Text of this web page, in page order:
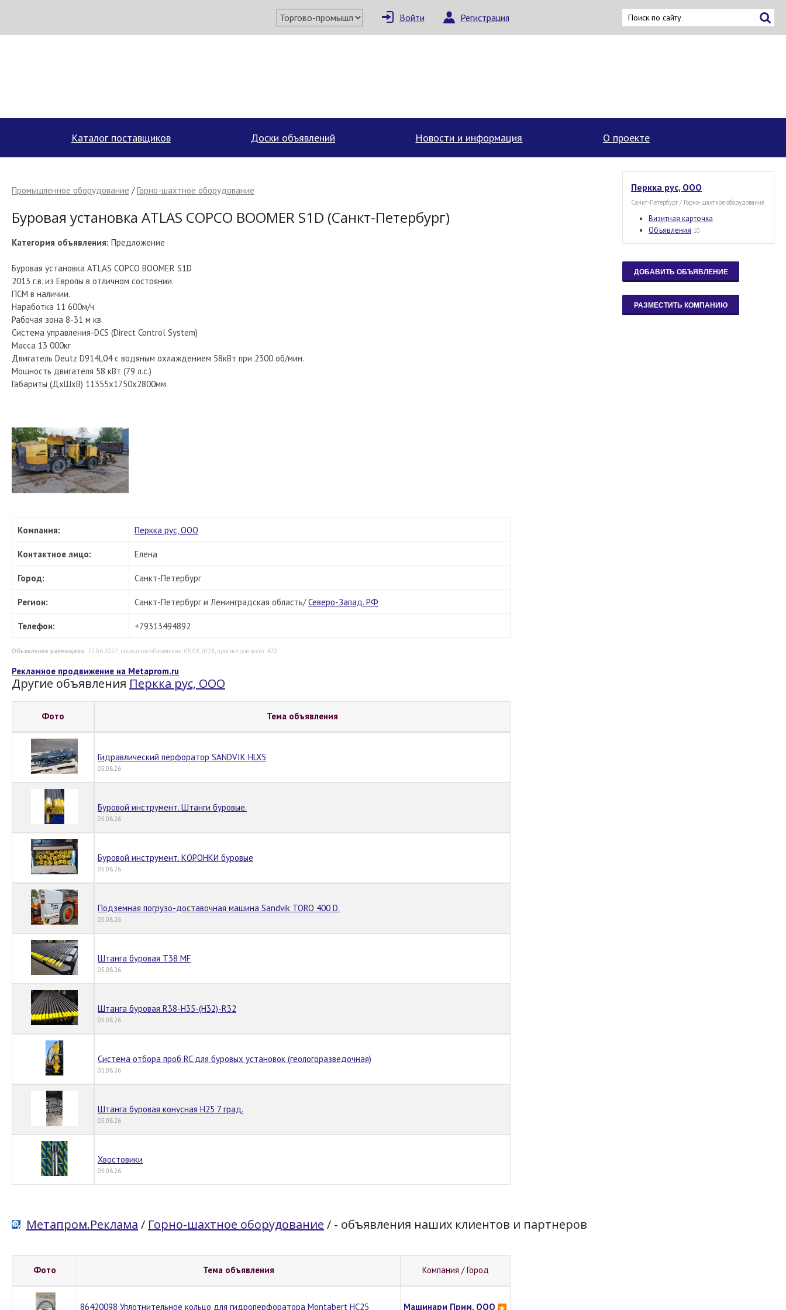
Войти Регистрация
Каталог поставщиков Доски объявлений Новости и информация О проекте
Промышленное оборудование /Горно-шахтное оборудование
Буровая установка ATLAS COPCO BOOMER S1D (Санкт-Петербург)
Категория объявления: Предложение
Буровая установка ATLAS COPCO BOOMER S1D
2013 г.в. из Европы в отличном состоянии.
ПСМ в наличии.
Наработка 11 600м/ч
Рабочая зона 8-31 м кв.
Система управления-DCS (Direct Control System)
Масса 13 000кг
Двигатель Deutz D914L04 c водяным охлаждением 58кВт при 2300 об/мин.
Мощность двигателя 58 кВт (79 л.с.)
Габариты (ДхШхВ) 11355х1750х2800мм.
× Написать поставщику
Компания: Перкка рус, ООО
Контактное лицо: Елена
Город: Санкт-Петербург
Регион: Санкт-Петербург и Ленинградская область/Северо-Запад. РФ
Телефон: +79313494892
Объявление размещено: 22.06.2022, последнее обновление: 05.08.2026, просмотров всего: 420.
Рекламное продвижение на Metaprom.ru
Другие объявления Перкка рус, ООО
Фото Тема объявления
Гидравлический перфоратор SANDVIK HLX5
05.08.26
Буровой инструмент. Штанги буровые.
05.08.26
Буровой инструмент. КОРОНКИ буровые
05.08.26
Подземная погрузо-доставочная машина Sandvik TORO 400 D.
05.08.26
Штанга буровая Т38 MF
05.08.26
Штанга буровая R38-H35-(Н32)-R32
05.08.26
Система отбора проб RC для буровых установок (геологоразведочная)
05.08.26
Штанга буровая конусная Н25 7 град.
05.08.26
Хвостовики
05.08.26
Метапром.Реклама / Горно-шахтное оборудование / - объявления наших клиентов и партнеров
Фото Тема объявления Компания / Город
86420098 Уплотнительное кольцо для гидроперфоратора Montabert HC25 Машинари Прим, ООО
Перкка рус, ООО
Санкт-Петербург / Горно-шахтное оборудование
Визитная карточка
Объявления 10